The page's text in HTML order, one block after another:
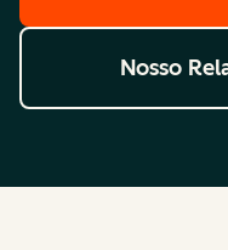
Nosso